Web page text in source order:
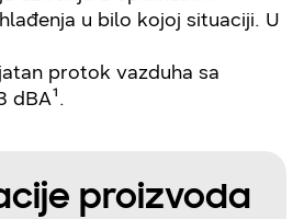
u bilo kojoj situaciji. U
protok vazduha sa
dBA¹.
proizvoda